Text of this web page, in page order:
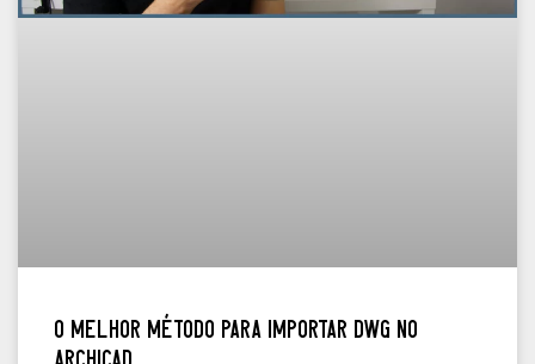
O melhor método para importar DWG no
Archicad